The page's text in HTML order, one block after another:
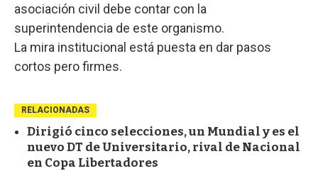
asociación civil debe contar con la
superintendencia de este organismo.
La mira institucional está puesta en dar pasos
cortos pero firmes.
RELACIONADAS
Dirigió cinco selecciones, un Mundial y es el
nuevo DT de Universitario, rival de Nacional
en Copa Libertadores